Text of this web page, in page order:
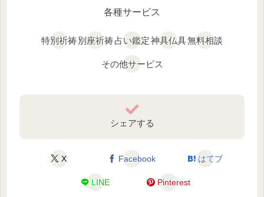
各種サービス
特別祈祷別座祈祷占い鑑定神具仏具無料相談
その他サービス
シェアする
X Facebook はてブ
LINE Pinterest